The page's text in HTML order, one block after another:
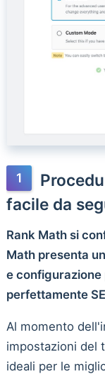
facile da
Rank Math si
Math presenta
e
perfettamente
Al momento
impostazioni del
ideali per le